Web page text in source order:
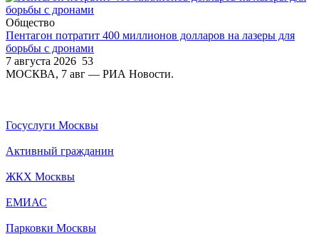
Общество
Пентагон потратит 400 миллионов долларов на лазеры для
борьбы с дронами
7 августа 2026 53
МОСКВА, 7 авг — РИА Новости.
Госуслуги Москвы
Активный гражданин
ЖКХ Москвы
ЕМИАС
Парковки Москвы